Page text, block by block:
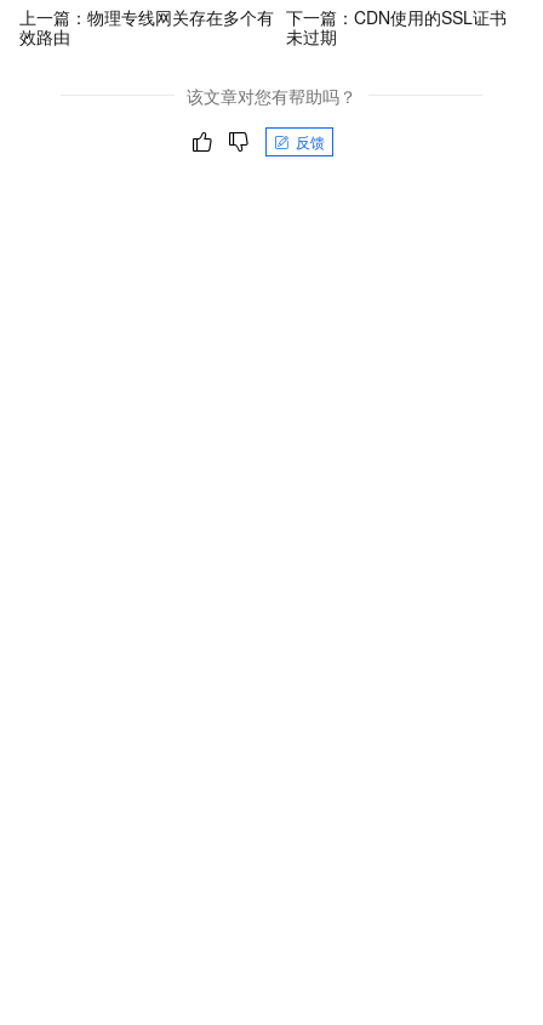
上一篇： 物理专线网关存在多个有
效路由
下一篇：CDN使用的SSL证书
未过期
该文章对您有帮助吗？
反馈